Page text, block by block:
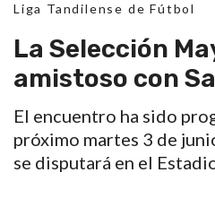
Liga Tandilense de Fútbol
La Selección
amistoso con
El encuentro ha sido
próximo martes 3 de
se disputará en el